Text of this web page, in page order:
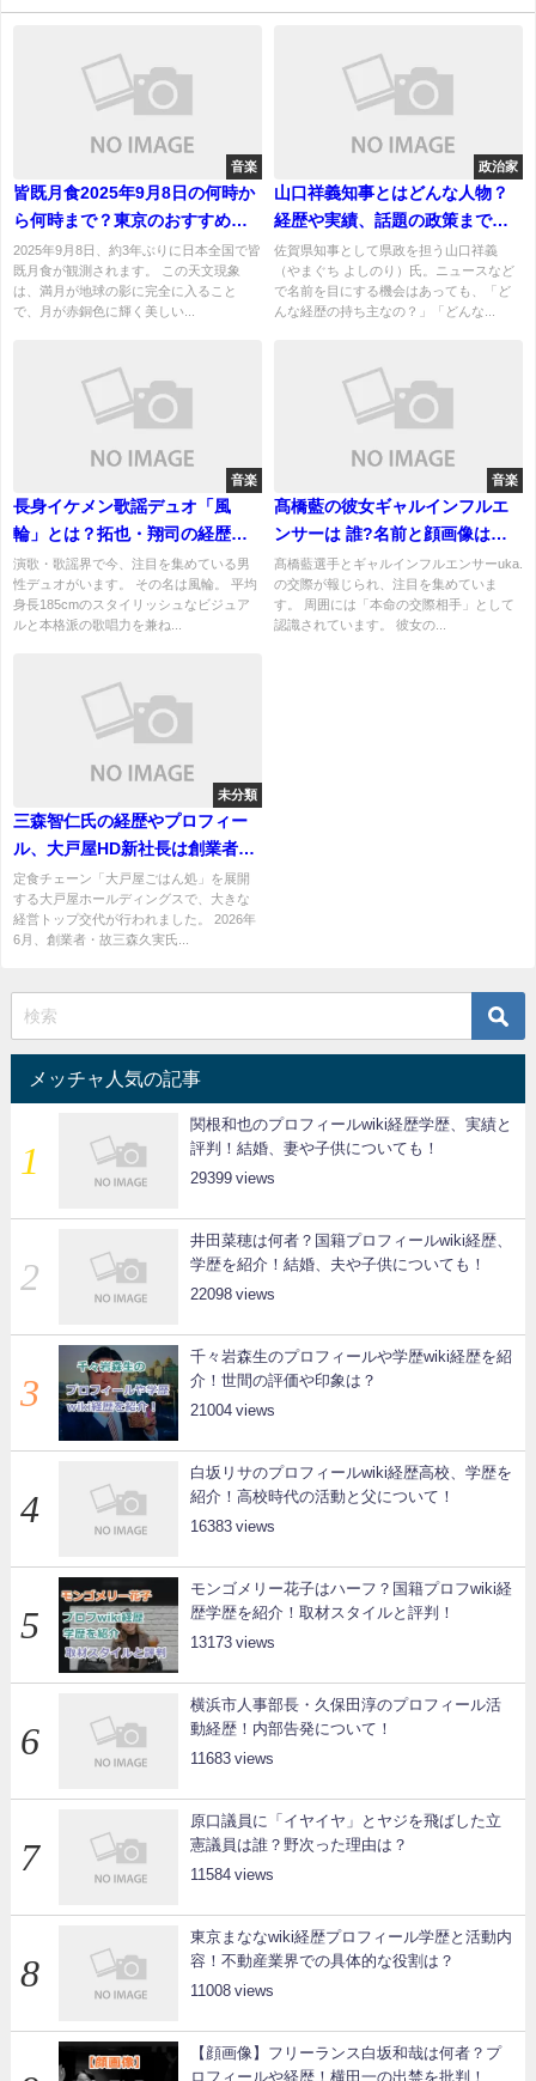
音楽
皆既月食2025年9月8日の何時か
ら何時まで？東京のおすすめの
観測スポット（他のいくつかの
地方も紹介！）
2025年9月8日、約3年ぶりに日本全国で皆
既月食が観測されます。 この天文現象
は、満月が地球の影に完全に入ること
で、月が赤銅色に輝く美しい...
政治家
山口祥義知事とはどんな人物？
経歴や実績、話題の政策までわ
かりやすく解説！
佐賀県知事として県政を担う山口祥義
（やまぐち よしのり）氏。ニュースなど
で名前を目にする機会はあっても、「ど
んな経歴の持ち主なの？」「どんな...
音楽
長身イケメン歌謡デュオ「風
輪」とは？拓也・翔司の経歴と
最新活動まとめ
演歌・歌謡界で今、注目を集めている男
性デュオがいます。 その名は風輪。 平均
身長185cmのスタイリッシュなビジュア
ルと本格派の歌唱力を兼ね...
音楽
髙橋藍の彼女ギャルインフルエ
ンサーは 誰?名前と顔画像は？
交際の発覚の経緯！
髙橋藍選手とギャルインフルエンサーuka.
の交際が報じられ、注目を集めていま
す。 周囲には「本命の交際相手」として
認識されています。 彼女の...
未分類
三森智仁氏の経歴やプロフィー
ル、大戸屋HD新社長は創業者の
長男・就任の背景を解説
定食チェーン「大戸屋ごはん処」を展開
する大戸屋ホールディングスで、大きな
経営トップ交代が行われました。 2026年
6月、創業者・故三森久実氏...
メッチャ人気の記事
関根和也のプロフィールwiki経歴学歴、実績と
評判！結婚、妻や子供についても！
29399
井田菜穂は何者？国籍プロフィールwiki経歴、
学歴を紹介！結婚、夫や子供についても！
22098
千々岩森生のプロフィールや学歴wiki経歴を紹
介！世間の評価や印象は？
21004
白坂リサのプロフィールwiki経歴高校、学歴を
紹介！高校時代の活動と父について！
16383
モンゴメリー花子はハーフ？国籍プロフwiki経
歴学歴を紹介！取材スタイルと評判！
13173
横浜市人事部長・久保田淳のプロフィール活
動経歴！内部告発について！
11683
原口議員に「イヤイヤ」とヤジを飛ばした立
憲議員は誰？野次った理由は？
11584
東京まななwiki経歴プロフィール学歴と活動内
容！不動産業界での具体的な役割は？
11008
【顔画像】フリーランス白坂和哉は何者？プ
ロフィールや経歴！横田一の出禁を批判！